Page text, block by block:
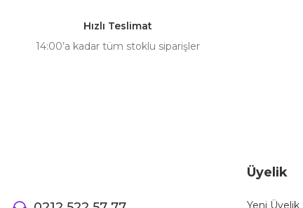
Ürün fiyatı diğer sitelerden daha pahalı.
Hızlı Teslimat
14:00’a kadar tüm stoklu siparişler
Üyelik
Yeni Üyelik